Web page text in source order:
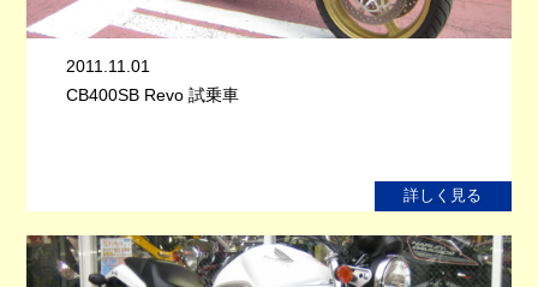
2011.11.01
CB400SB Revo 試乗車
詳しく見る